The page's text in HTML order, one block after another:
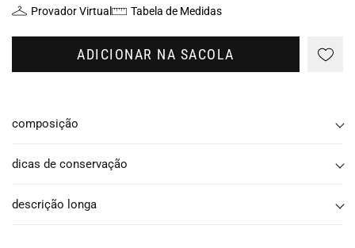
Provador Virtual Tabela de Medidas
ADICIONAR NA SACOLA
composição
dicas de conservação
descrição longa